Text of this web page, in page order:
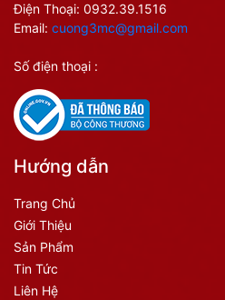
Điện Thoại: 0932.39.1516
Email: cuong3mc@gmail.com
Số điện thoại :
Hướng dẫn
Trang Chủ
Giới Thiệu
Sản Phẩm
Tin Tức
Liên Hệ